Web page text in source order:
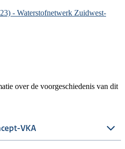
- Waterstofnetwerk Zuidwest-
over de voorgeschiedenis van dit
VKA